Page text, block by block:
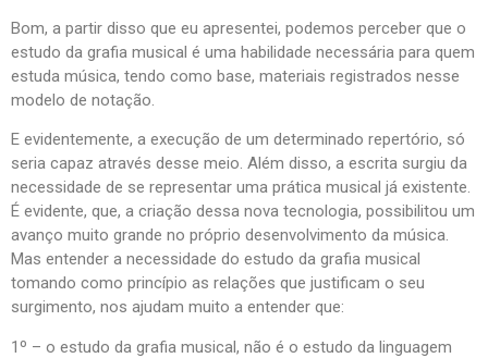
Bom, a partir disso que eu apresentei, podemos perceber que o
estudo da grafia musical é uma habilidade necessária para quem
estuda música, tendo como base, materiais registrados nesse
modelo de notação.
E evidentemente, a execução de um determinado repertório, só
seria capaz através desse meio. Além disso, a escrita surgiu da
necessidade de se representar uma prática musical já existente.
É evidente, que, a criação dessa nova tecnologia, possibilitou um
avanço muito grande no próprio desenvolvimento da música.
Mas entender a necessidade do estudo da grafia musical
tomando como princípio as relações que justificam o seu
surgimento, nos ajudam muito a entender que:
1º – o estudo da grafia musical, não é o estudo da linguagem